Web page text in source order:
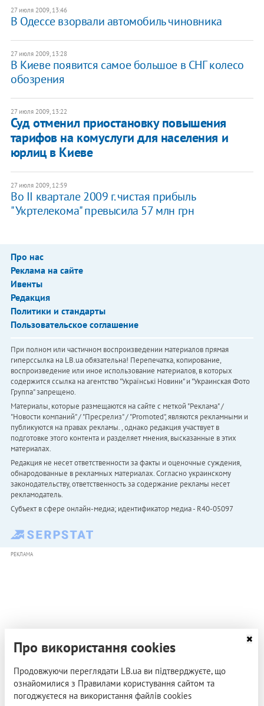
27 июля 2009, 13:46
В Одессе взорвали автомобиль чиновника
27 июля 2009, 13:28
В Киеве появится самое большое в СНГ колесо
обозрения
27 июля 2009, 13:22
Суд отменил приостановку повышения
тарифов на комуслуги для населения и
юрлиц в Киеве
27 июля 2009, 12:59
Во II квартале 2009 г. чистая прибыль
"Укртелекома" превысила 57 млн грн
Про нас
Реклама на сайте
Ивенты
Редакция
Политики и стандарты
Пользовательское соглашение
При полном или частичном воспроизведении материалов прямая
гиперссылка на LB.ua обязательна! Перепечатка, копирование,
воспроизведение или иное использование материалов, в которых
содержится ссылка на агентство "Українськi Новини" и "Украинская Фото
Группа" запрещено.
Материалы, которые размещаются на сайте с меткой "Реклама" /
"Новости компаний" / "Пресрелиз" / "Promoted", являются рекламными и
публикуются на правах рекламы. , однако редакция участвует в
подготовке этого контента и разделяет мнения, высказанные в этих
материалах.
Редакция не несет ответственности за факты и оценочные суждения,
обнародованные в рекламных материалах. Согласно украинскому
законодательству, ответственность за содержание рекламы несет
рекламодатель.
Субъект в сфере онлайн-медиа; идентификатор медиа - R40-05097
РЕКЛАМА
Про використання cookies
Продовжуючи переглядати LB.ua ви підтверджуєте, що
ознайомилися з Правилами користування сайтом та
погоджуєтеся на використання файлів cookies